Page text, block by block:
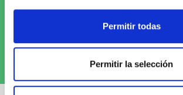
Permitir todas
Permitir la selección
de las novedades!